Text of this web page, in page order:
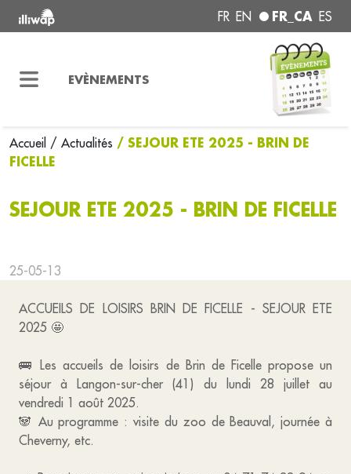
FR EN FR_CA ES
EVÈNEMENTS
Accueil / Actualités / SEJOUR ETE 2025 - BRIN DE
FICELLE
SEJOUR ETE 2025 - BRIN DE FICELLE
25-05-13
ACCUEILS DE LOISIRS BRIN DE FICELLE - SEJOUR ETE
2025 🤩
🚌 Les accueils de loisirs de Brin de Ficelle propose un
séjour à Langon-sur-cher (41) du lundi 28 juillet au
vendredi 1 août 2025.
🐼 Au programme : visite du zoo de Beauval, journée à
Cheverny, etc.